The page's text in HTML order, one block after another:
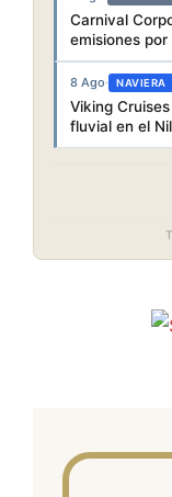
Carnival
emisiones
8 Ago· NAVIERA
Viking
fluvial en el